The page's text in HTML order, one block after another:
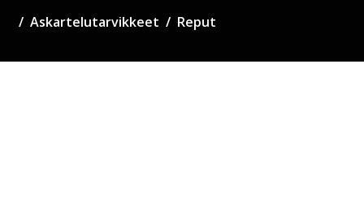
Askartelutarvikkeet Reput